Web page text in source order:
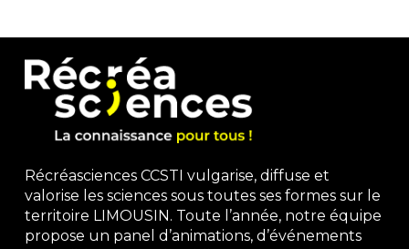
Récréasciences CCSTI vulgarise, diffuse et
valorise les sciences sous toutes ses formes sur le
territoire LIMOUSIN. Toute l’année, notre équipe
propose un panel d’animations, d’événements